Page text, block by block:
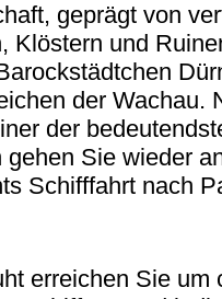
geprägt von
Klöstern und
der Wachau.
der
Sie wieder
Schifffahrt nach
erreichen Sie um